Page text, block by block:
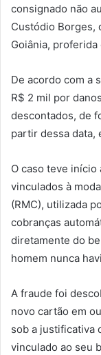
consignado não
Custódio Borges,
Goiânia,
De acordo com a
R$ 2 mil por
descontados, de
partir dessa data,
O caso teve
vinculados à
(RMC), utilizada
cobranças
diretamente do
homem nunca
A fraude foi
novo cartão em
sob a justificativa
vinculado ao seu